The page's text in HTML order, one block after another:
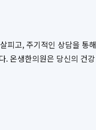
고, 주기적인 상담을 통
온생한의원은 당신의 건